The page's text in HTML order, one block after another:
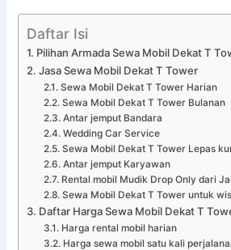
Daftar Isi
Pilihan Armada Sewa Mobil Dekat T
Jasa Sewa Mobil Dekat T Tower
Sewa Mobil Dekat T Tower Harian
Sewa Mobil Dekat T Tower Bulanan
Antar jemput Bandara
Wedding Car Service
Sewa Mobil Dekat T Tower Lepas
Antar jemput Karyawan
Rental mobil Mudik Drop Only dari
Sewa Mobil Dekat T Tower untuk
Daftar Harga Sewa Mobil Dekat T
Harga rental mobil harian
Harga sewa mobil satu kali